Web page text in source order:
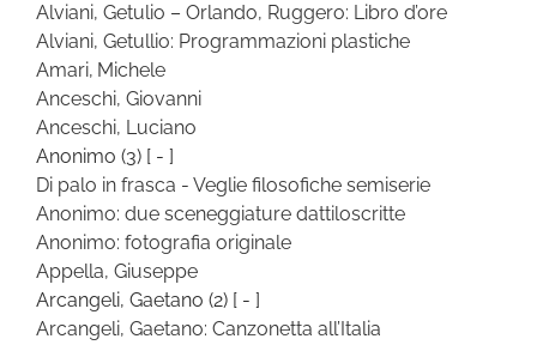
Alviani, Getulio – Orlando, Ruggero: Libro d’ore
Alviani, Getullio: Programmazioni plastiche
Amari, Michele
Anceschi, Giovanni
Anceschi, Luciano
Anonimo (3) [ - ]
Di palo in frasca - Veglie filosofiche semiserie
Anonimo: due sceneggiature dattiloscritte
Anonimo: fotografia originale
Appella, Giuseppe
Arcangeli, Gaetano (2) [ - ]
Arcangeli, Gaetano: Canzonetta all’Italia